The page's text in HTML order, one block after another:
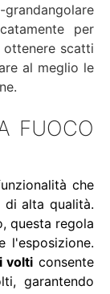
per
scatti
al meglio le
FUOCO
che
di alta qualità.
questa regola
l'esposizione.
volti consente
garantendo